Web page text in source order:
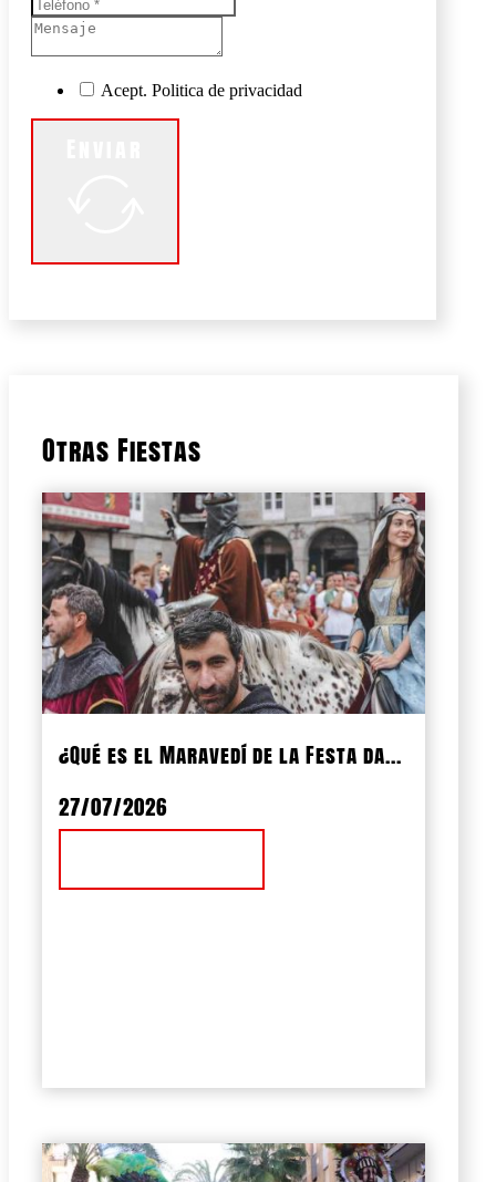
Acept. Politica de privacidad
Otras Fiestas
¿Qué es el Maravedí de la Festa da...
27/07/2026